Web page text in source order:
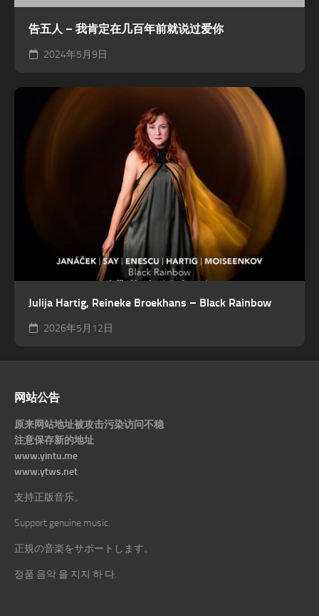
告五人 – 我肯定在几百年前就说过爱你
2024年5月9日
Julija Hartig, Reineke Broekhans – Black Rainbow
2026年5月12日
网站公告
原来网站地址被攻击污染访问不稳
注意保存新的地址
www.yintu.me
www.ytws.net
支持正版音乐。
Support genuine music.
正規の音楽をサポートします。
정품 음악 을 지지 하 다.